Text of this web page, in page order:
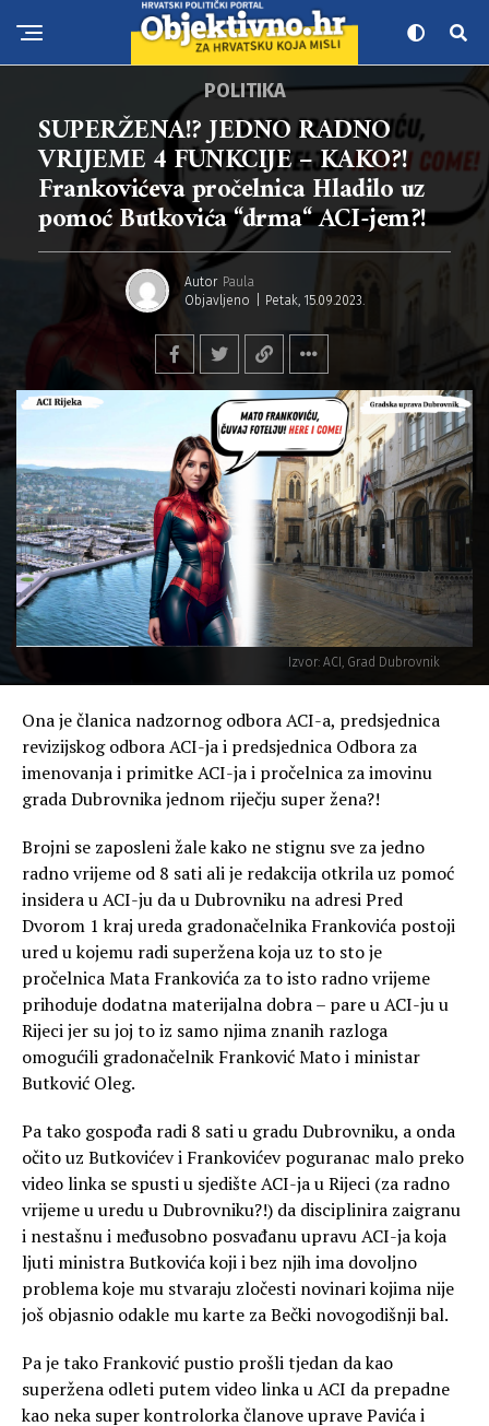
Izvor: ACI, Grad Dubrovnik
POLITIKA
SUPERŽENA!? JEDNO RADNO
VRIJEME 4 FUNKCIJE – KAKO?!
Frankovićeva pročelnica Hladilo uz
pomoć Butkovića “drma“ ACI-jem?!
Autor Paula
Objavljeno
Petak, 15.09.2023.
Ona je članica nadzornog odbora ACI-a, predsjednica
revizijskog odbora ACI-ja i predsjednica Odbora za
imenovanja i primitke ACI-ja i pročelnica za imovinu
grada Dubrovnika jednom riječju super žena?!
Brojni se zaposleni žale kako ne stignu sve za jedno
radno vrijeme od 8 sati ali je redakcija otkrila uz pomoć
insidera u ACI-ju da u Dubrovniku na adresi Pred
Dvorom 1 kraj ureda gradonačelnika Frankovića postoji
ured u kojemu radi superžena koja uz to sto je
pročelnica Mata Frankovića za to isto radno vrijeme
prihoduje dodatna materijalna dobra – pare u ACI-ju u
Rijeci jer su joj to iz samo njima znanih razloga
omogućili gradonačelnik Franković Mato i ministar
Butković Oleg.
Pa tako gospođa radi 8 sati u gradu Dubrovniku, a onda
očito uz Butkovićev i Frankovićev poguranac malo preko
video linka se spusti u sjedište ACI-ja u Rijeci (za radno
vrijeme u uredu u Dubrovniku?!) da disciplinira zaigranu
i nestašnu i međusobno posvađanu upravu ACI-ja koja
ljuti ministra Butkovića koji i bez njih ima dovoljno
problema koje mu stvaraju zločesti novinari kojima nije
još objasnio odakle mu karte za Bečki novogodišnji bal.
Pa je tako Franković pustio prošli tjedan da kao
superžena odleti putem video linka u ACI da prepadne
kao neka super kontrolorka članove uprave Pavića i